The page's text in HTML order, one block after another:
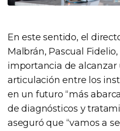
En este sentido, el
Malbrán, Pascual
importancia de alcanzar
articulación entre los
en un futuro “más
de diagnósticos y
aseguró que “vamos a